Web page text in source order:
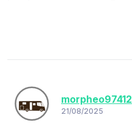
morpheo97412
21/08/2025